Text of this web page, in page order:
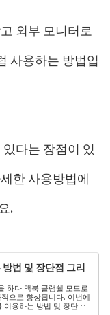
외부 모니터로
사용하는 방법입
다는 장점이 있
한 사용방법에
.
법 및 장단점 그리
하다 맥북 클램쉘 모드로
으로 향상됩니다. 이번에
용하는 방법 및 장단점